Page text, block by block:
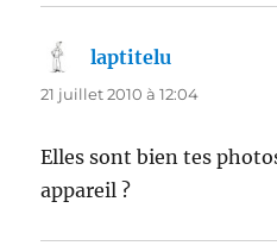
laptitelu
21 juillet 2010 à 12:04
Elles sont bien tes
appareil ?